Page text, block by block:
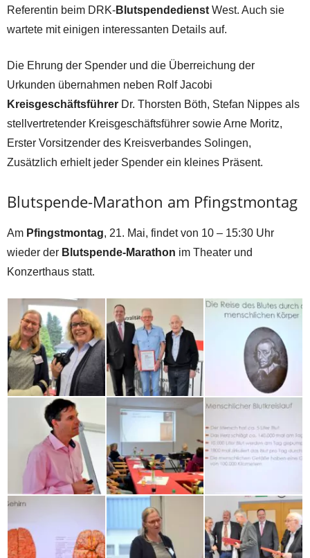
Referentin beim DRK-Blutspendedienst West. Auch sie
wartete mit einigen interessanten Details auf.
Die Ehrung der Spender und die Überreichung der
Urkunden übernahmen neben Rolf Jacobi
Kreisgeschäftsführer Dr. Thorsten Böth, Stefan Nippes als
stellvertretender Kreisgeschäftsführer sowie Arne Moritz,
Erster Vorsitzender des Kreisverbandes Solingen,
Zusätzlich erhielt jeder Spender ein kleines Präsent.
Blutspende-Marathon am Pfingstmontag
Am Pfingstmontag, 21. Mai, findet von 10 – 15:30 Uhr
wieder der Blutspende-Marathon im Theater und
Konzerthaus statt.